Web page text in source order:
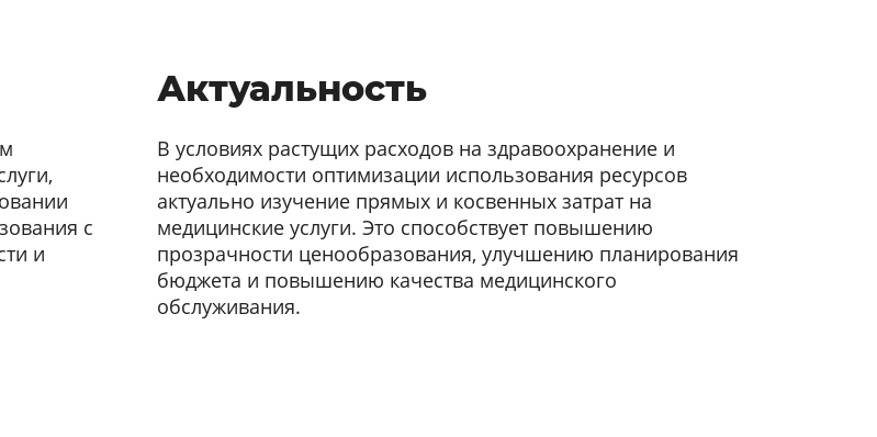
с
и
Актуальность
В условиях растущих расходов на здравоохранение и
необходимости оптимизации использования ресурсов
актуально изучение прямых и косвенных затрат на
медицинские услуги. Это способствует повышению
прозрачности ценообразования, улучшению планирования
бюджета и повышению качества медицинского
обслуживания.